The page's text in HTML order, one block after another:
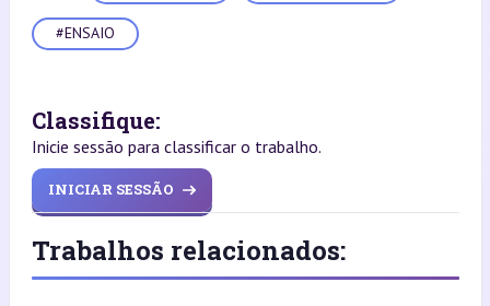
#ENSAIO
Classifique:
Inicie sessão para classificar o trabalho.
INICIAR SESSÃO
Trabalhos relacionados: